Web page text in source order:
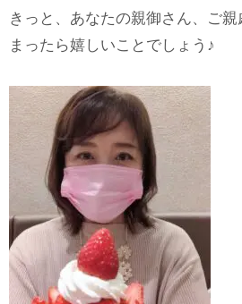
きっと、あなたの親御さん、ご
まったら嬉しいことでしょう♪